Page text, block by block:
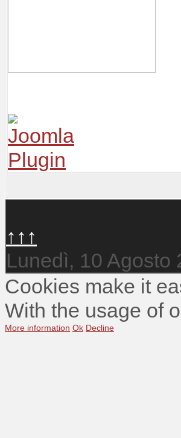
↑↑↑
Lunedì, 10 Agosto
Cookies make it
With the usage of
More information Ok Decline